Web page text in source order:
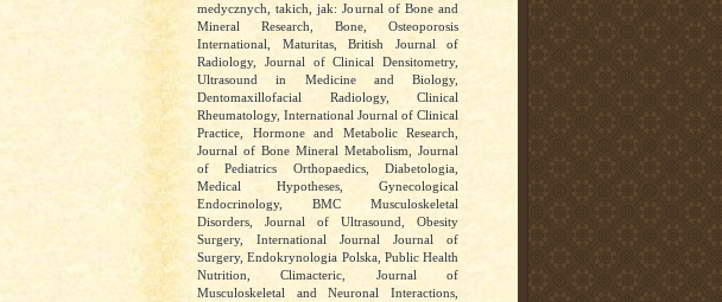
medycznych, takich, jak: Journal of Bone and
Mineral Research, Bone, Osteoporosis
International, Maturitas, British Journal of
Radiology, Journal of Clinical Densitometry,
Ultrasound in Medicine and Biology,
Dentomaxillofacial Radiology, Clinical
Rheumatology, International Journal of Clinical
Practice, Hormone and Metabolic Research,
Journal of Bone Mineral Metabolism, Journal
of Pediatrics Orthopaedics, Diabetologia,
Medical Hypotheses, Gynecological
Endocrinology, BMC Musculoskeletal
Disorders, Journal of Ultrasound, Obesity
Surgery, International Journal Journal of
Surgery, Endokrynologia Polska, Public Health
Nutrition, Climacteric, Journal of
Musculoskeletal and Neuronal Interactions,